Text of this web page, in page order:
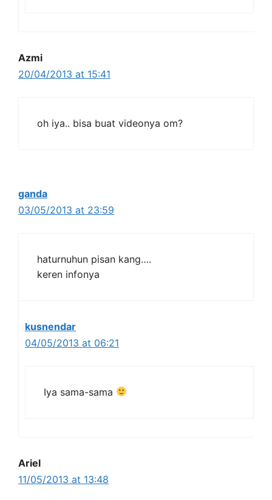
Azmi
20/04/2013 at 15:41
oh iya.. bisa buat videonya om?
ganda
03/05/2013 at 23:59
haturnuhun pisan kang….
keren infonya
kusnendar
04/05/2013 at 06:21
Iya sama-sama
Ariel
11/05/2013 at 13:48